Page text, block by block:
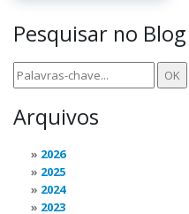
Pesquisar no Blog
Arquivos
2026
2025
2024
2023